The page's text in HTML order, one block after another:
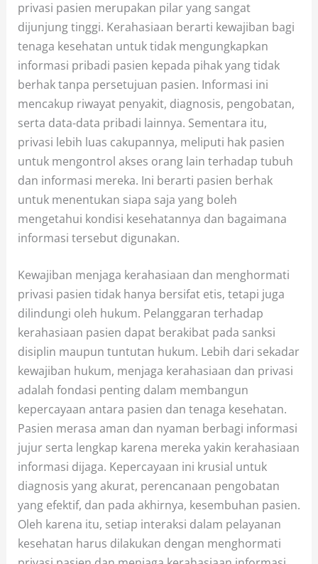
privasi pasien merupakan pilar yang sangat
dijunjung tinggi. Kerahasiaan berarti kewajiban bagi
tenaga kesehatan untuk tidak mengungkapkan
informasi pribadi pasien kepada pihak yang tidak
berhak tanpa persetujuan pasien. Informasi ini
mencakup riwayat penyakit, diagnosis, pengobatan,
serta data-data pribadi lainnya. Sementara itu,
privasi lebih luas cakupannya, meliputi hak pasien
untuk mengontrol akses orang lain terhadap tubuh
dan informasi mereka. Ini berarti pasien berhak
untuk menentukan siapa saja yang boleh
mengetahui kondisi kesehatannya dan bagaimana
informasi tersebut digunakan.
Kewajiban menjaga kerahasiaan dan menghormati
privasi pasien tidak hanya bersifat etis, tetapi juga
dilindungi oleh hukum. Pelanggaran terhadap
kerahasiaan pasien dapat berakibat pada sanksi
disiplin maupun tuntutan hukum. Lebih dari sekadar
kewajiban hukum, menjaga kerahasiaan dan privasi
adalah fondasi penting dalam membangun
kepercayaan antara pasien dan tenaga kesehatan.
Pasien merasa aman dan nyaman berbagi informasi
jujur serta lengkap karena mereka yakin kerahasiaan
informasi dijaga. Kepercayaan ini krusial untuk
diagnosis yang akurat, perencanaan pengobatan
yang efektif, dan pada akhirnya, kesembuhan pasien.
Oleh karena itu, setiap interaksi dalam pelayanan
kesehatan harus dilakukan dengan menghormati